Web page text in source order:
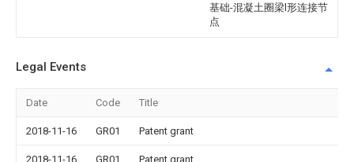
基础-混凝土圈梁l形连接节
点
Legal Events
Date Code Title
2018-11-16 GR01 Patent grant
2018-11-16 GR01 Patent grant